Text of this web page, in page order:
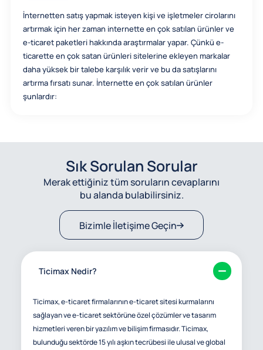
İnternetten satış yapmak isteyen kişi ve işletmeler cirolarını
artırmak için her zaman internette en çok satılan ürünler ve
e-ticaret paketleri hakkında araştırmalar yapar. Çünkü e-
ticarette en çok satan ürünleri sitelerine ekleyen markalar
daha yüksek bir talebe karşılık verir ve bu da satışlarını
artırma fırsatı sunar. İnternette en çok satılan ürünler
şunlardır:
Sık Sorulan Sorular
Merak ettiğiniz tüm soruların cevaplarını
bu alanda bulabilirsiniz.
Bizimle İletişime Geçin
Ticimax Nedir?
Ticimax, e-ticaret firmalarının e-ticaret sitesi kurmalarını
sağlayan ve e-ticaret sektörüne özel çözümler ve tasarım
hizmetleri veren bir yazılım ve bilişim firmasıdır. Ticimax,
bulunduğu sektörde 15 yılı aşkın tecrübesi ile ulusal ve global